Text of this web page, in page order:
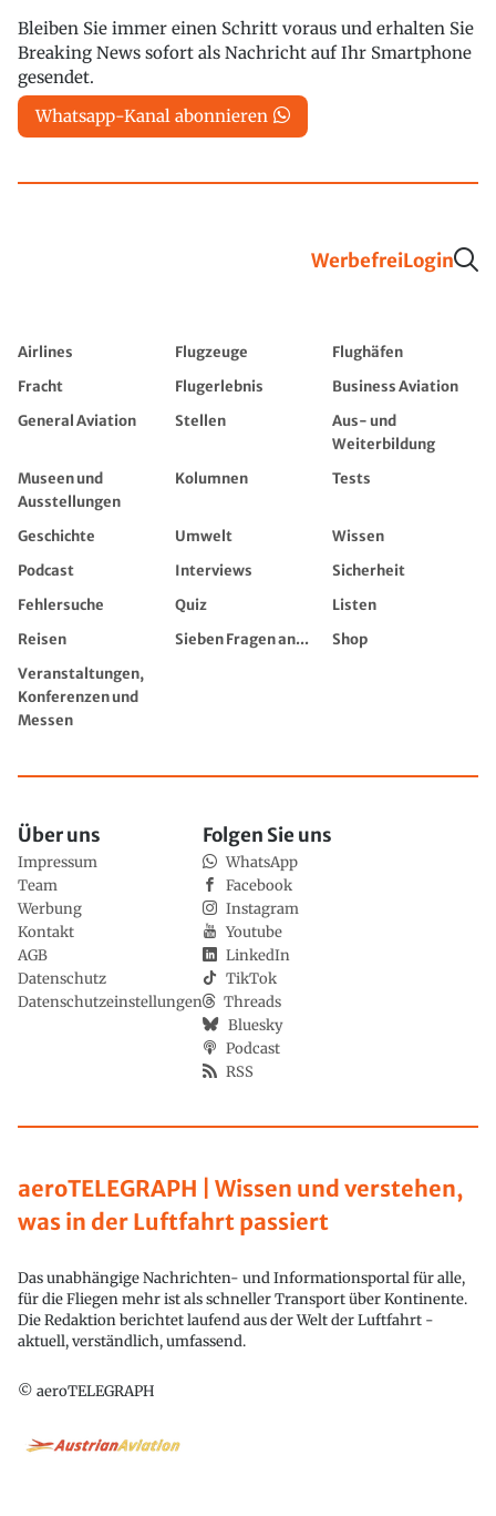
Bleiben Sie immer einen Schritt voraus und erhalten Sie
Breaking News sofort als Nachricht auf Ihr Smartphone
gesendet.
Whatsapp-Kanal abonnieren
WerbefreiLogin
Airlines Flugzeuge
Flughäfen
Fracht
Flugerlebnis
Business Aviation
General Aviation
Stellen
Aus- und
Weiterbildung
Museen und
Ausstellungen
Kolumnen Tests
Geschichte Umwelt
Wissen
Podcast
Interviews
Sicherheit
Fehlersuche
Quiz
Listen
Reisen
Sieben Fragen an...
Shop
Veranstaltungen,
Konferenzen und
Messen
aeroTELEGRAPH | Wissen und verstehen,
was in der Luftfahrt passiert
Das unabhängige Nachrichten- und Informationsportal für alle,
für die Fliegen mehr ist als schneller Transport über Kontinente.
Die Redaktion berichtet laufend aus der Welt der Luftfahrt -
aktuell, verständlich, umfassend.
© aeroTELEGRAPH
Über uns
Impressum
Team
Werbung
Kontakt
AGB
Datenschutz
Datenschutzeinstellungen
Folgen Sie uns
WhatsApp
Facebook
Instagram
Youtube
LinkedIn
TikTok
Threads
Bluesky
Podcast
RSS